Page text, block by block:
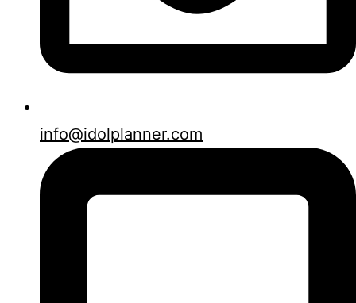
info@idolplanner.com